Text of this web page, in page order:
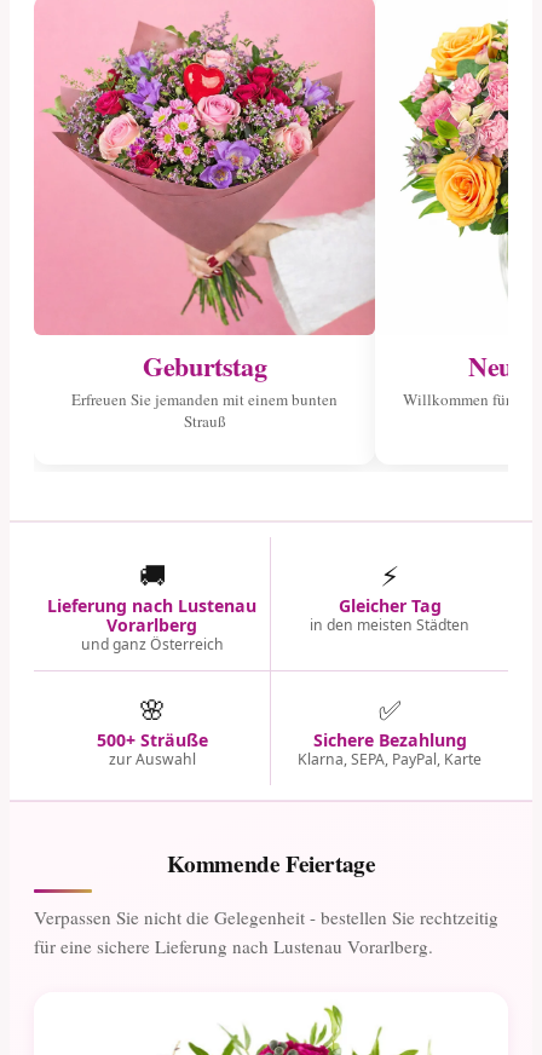
Geburtstag
Erfreuen Sie jemanden mit einem bunten
Strauß
Willkommen für
🚚
Lieferung nach Lustenau
Vorarlberg
und ganz Österreich
⚡
Gleicher Tag
in den meisten Städten
🌸
500+ Sträuße
zur Auswahl
✅
Sichere Bezahlung
Klarna, SEPA, PayPal, Karte
Kommende Feiertage
Verpassen Sie nicht die Gelegenheit - bestellen Sie rechtzeitig
für eine sichere Lieferung nach Lustenau Vorarlberg.